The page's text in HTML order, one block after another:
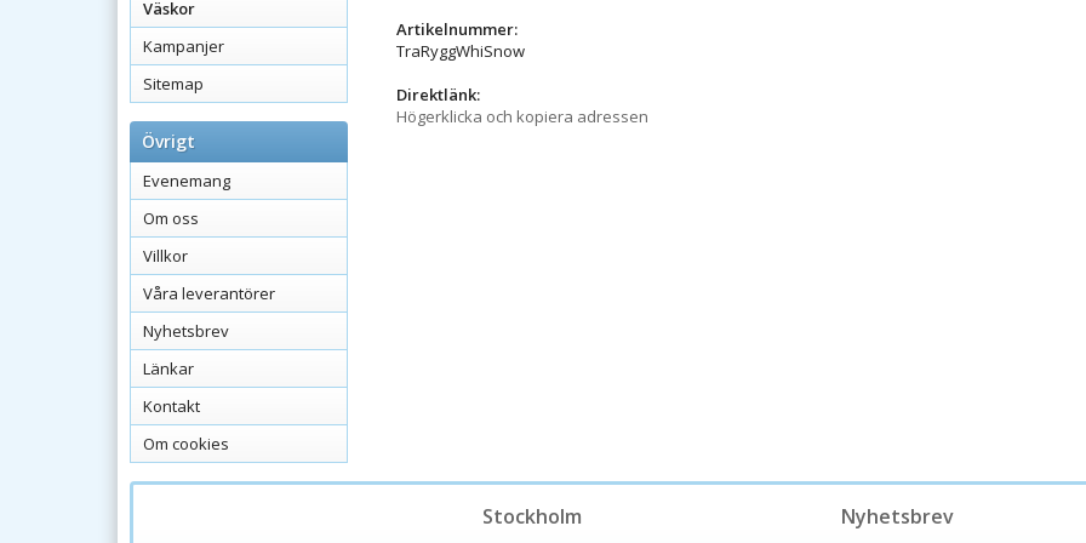
Väskor
Kampanjer
Sitemap
Övrigt
Evenemang
Om oss
Villkor
Våra leverantörer
Nyhetsbrev
Länkar
Kontakt
Om cookies
Artikelnummer:
TraRyggWhiSnow
Direktlänk:
Högerklicka och kopiera adressen
Stockholm Nyhetsbrev